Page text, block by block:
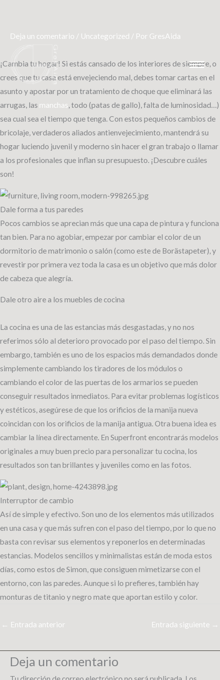
contenido
Deja un comentario / Uncategorized / Por GresAida
¡Cambia tu hogar! Si estás cansado de los interiores de siempre, o
crees que tu casa está envejeciendo mal, debes tomar cartas en el
asunto y apostar por un tratamiento de choque que eliminará las
arrugas, las manchas, todo (patas de gallo), falta de luminosidad…)
sea cual sea el tiempo que tenga. Con estos pequeños cambios de
bricolaje, verdaderos aliados antienvejecimiento, mantendrá su
hogar luciendo juvenil y moderno sin hacer el gran trabajo o llamar
a los profesionales que inflan su presupuesto. ¡Descubre cuáles
son!
Dale forma a tus paredes
Pocos cambios se aprecian más que una capa de pintura y funciona
tan bien. Para no agobiar, empezar por cambiar el color de un
dormitorio de matrimonio o salón (como este de Borästapeter), y
revestir por primera vez toda la casa es un objetivo que más dolor
de cabeza que alegría.
Dale otro aire a los muebles de cocina
La cocina es una de las estancias más desgastadas, y no nos
referimos sólo al deterioro provocado por el paso del tiempo. Sin
embargo, también es uno de los espacios más demandados donde
simplemente cambiando los tiradores de los módulos o
cambiando el color de las puertas de los armarios se pueden
conseguir resultados inmediatos. Para evitar problemas logísticos
y estéticos, asegúrese de que los orificios de la manija nueva
coincidan con los orificios de la manija antigua. Otra buena idea es
cambiar la línea directamente. En Superfront encontrarás modelos
originales a muy buen precio para personalizar tu cocina, los
resultados son tan brillantes y juveniles como en las fotos.
Interruptor de cambio
Así de simple y efectivo. Son uno de los elementos más utilizados
en una casa y que más sufren con el paso del tiempo, por lo que no
basta con revisar sus elementos y reponerlos en determinadas
estancias. Modelos sencillos y minimalistas están de moda estos
días, como estos de Simon, que consiguen mimetizarse con el
entorno, con las paredes. Aunque si lo prefieres, también hay
monturas de titanio y negro mate que aportan estilo y color.
← Entrada anterior Entrada siguiente →
Deja un comentario